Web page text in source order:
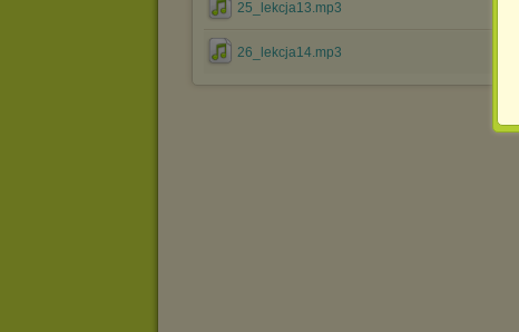
25_lekcja13.mp3
26_lekcja14.mp3